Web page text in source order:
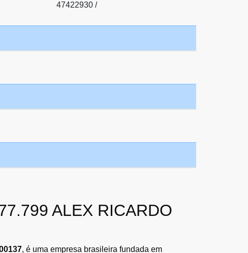
47422930 /
ALEX RICARDO
, é uma empresa brasileira fundada em